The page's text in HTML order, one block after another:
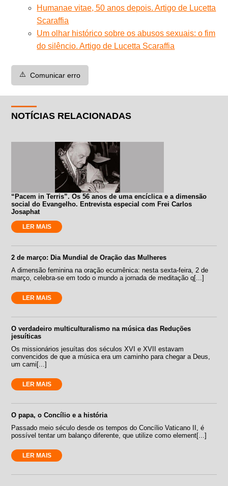
Humanae vitae, 50 anos depois. Artigo de Lucetta
Scaraffia
Um olhar histórico sobre os abusos sexuais: o fim
do silêncio. Artigo de Lucetta Scaraffia
⚠️ Comunicar erro
NOTÍCIAS RELACIONADAS
“Pacem in Terris”. Os 56 anos de uma encíclica e a dimensão
social do Evangelho. Entrevista especial com Frei Carlos
Josaphat
LER MAIS
2 de março: Dia Mundial de Oração das Mulheres
A dimensão feminina na oração ecumênica: nesta sexta-feira, 2 de
março, celebra-se em todo o mundo a jornada de meditação q[...]
LER MAIS
O verdadeiro multiculturalismo na música das Reduções
jesuíticas
Os missionários jesuítas dos séculos XVI e XVII estavam
convencidos de que a música era um caminho para chegar a Deus,
um cami[...]
LER MAIS
O papa, o Concílio e a história
Passado meio século desde os tempos do Concílio Vaticano II, é
possível tentar um balanço diferente, que utilize como element[...]
LER MAIS